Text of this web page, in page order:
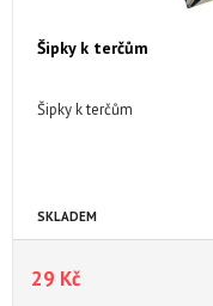
Šipky k terčům
Šipky k terčům
SKLADEM
29 Kč